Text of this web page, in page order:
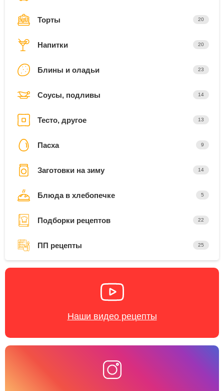
Торты 20
Напитки 20
Блины и оладьи 23
Соусы, подливы 14
Тесто, другое 13
Пасха 9
Заготовки на зиму 14
Блюда в хлебопечке 5
Подборки рецептов 22
ПП рецепты 25
Наши видео рецепты